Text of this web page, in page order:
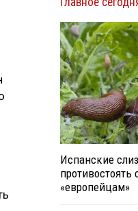
Испанские
противостоять
«европейцам»